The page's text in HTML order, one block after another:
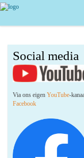
Social media
Via ons eigenYouTube-
Facebook